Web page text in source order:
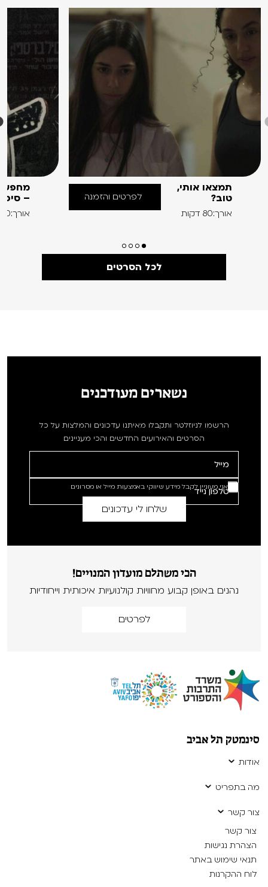
תמצאו אותי,
טוב?
אורך:80 דקות
לפרטים והזמנה
מחפש
–
אורך:60 דקות
לכל הסרטים
נשארים מעודכנים
הרשמו לניוזלטר ותקבלו מאיתנו עדכונים והמלצות על כל
הסרטים והאירועים החדשים והכי מעניינים
אני מעוניין לקבל מידע שיווקי באמצעות מייל או מסרונים
הכי משתלם מועדון המנויים!
נהנים באופן קבוע מחוויות קולנועיות איכותית וייחודיות
לפרטים
סינמטק תל אביב
אודות
מה בתפריט
צור קשר
צור קשר
הצהרת נגישות
תנאי שימוש באתר
לוח ההקרנות